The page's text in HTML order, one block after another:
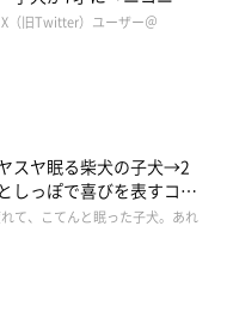
う。
コで、常に動きっぱなし
ようになったのは1才を
ちゃんですが、飼い主さ
褒めて伸ばすようにした
リやマテなどをマスタ
イル”が魅力のコに成
（旧Twitter）ユーザー＠
スヤ眠る柴犬の子犬→2
しっぽで喜びを表すコに
て、こてんと眠った子犬。あれ